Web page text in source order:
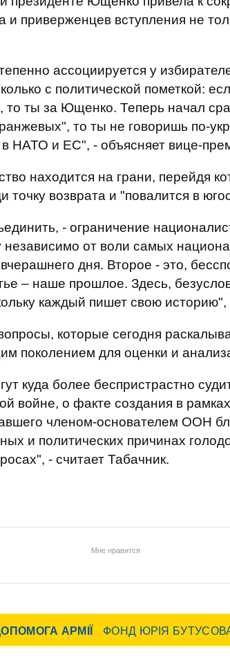
и приверженцев вступления не
ассоциируется у
с политической пометкой:
то ты за Ющенко. Теперь начал
то ты не говоришь по-
НАТО и ЕС", - объясняет вице-
находится на грани, перейдя
точку возврата и "повалится в
- ограничение
независимо от воли самых
дня. Второе - это,
– наше прошлое. Здесь,
каждый пишет свою
которые сегодня
поколением для оценки и
куда более беспристрастно
войне, о факте создания в
членом-основателем ООН
и политических причинах
- считает Табачник.
Мне нравится